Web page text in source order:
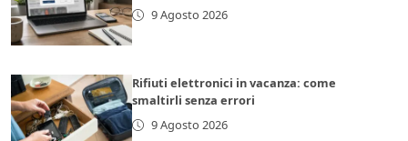
9 Agosto 2026
Rifiuti elettronici in vacanza: come
smaltirli senza errori
9 Agosto 2026